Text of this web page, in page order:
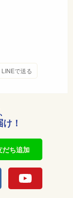
LINEで送る
！
だち追加